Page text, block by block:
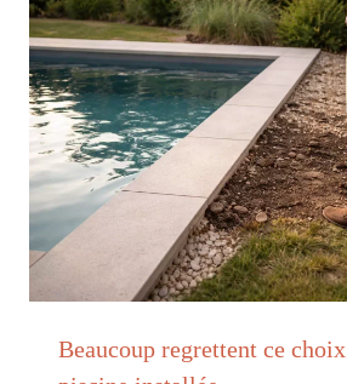
Beaucoup regrettent ce